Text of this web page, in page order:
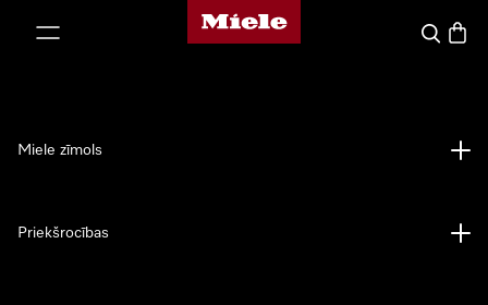
Miele mājas lapa
Miele zīmols
Priekšrocības